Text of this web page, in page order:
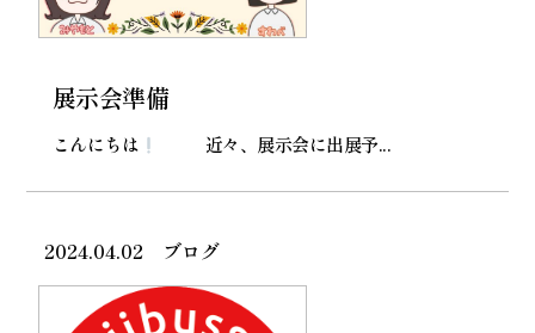
展示会準備
こんにちは 近々、展示会に出展予...
2024.04.02 ブログ